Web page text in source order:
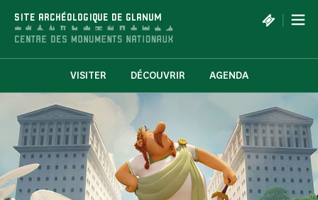
SITE ARCHÉOLOGIQUE DE GLANUM |
VISITER DÉCOUVRIR AGENDA